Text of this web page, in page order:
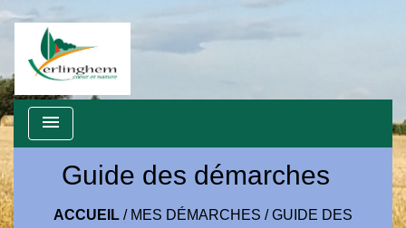
menu
Guide des démarches
ACCUEIL / MES DÉMARCHES /GUIDE DES